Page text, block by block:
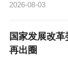
2026-08-03
国家发展改
再出圈